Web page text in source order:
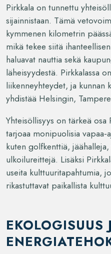
Pirkkala on tunnettu
sijainnistaan. Tämä
kymmenen kilometrin
mikä tekee siitä
haluavat nauttia sekä
läheisyydestä. Pirkkalassa
liikenneyhteydet, ja kunnan
yhdistää Helsingin,
Yhteisöllisyys on tärkeä osa
tarjoaa monipuolisia vapaa-
kuten golfkenttiä,
ulkoilureittejä. Lisäksi
useita kulttuuritapahtumia,
rikastuttavat paikallista
EKOLOGISUUS